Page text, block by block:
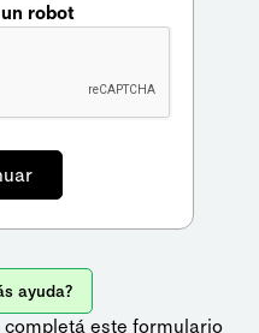
robot
ayuda?
completá este formulario